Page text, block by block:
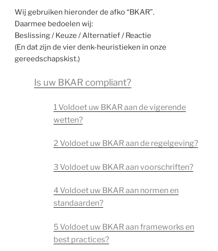
Wij gebruiken hieronder de afko “BKAR”.
Daarmee bedoelen wij:
Beslissing / Keuze / Alternatief / Reactie
(En dat zijn de vier denk-heuristieken in onze
gereedschapskist.)
Is uw BKAR compliant?
1 Voldoet uw BKAR aan de vigerende
wetten?
2 Voldoet uw BKAR aan de regelgeving?
3 Voldoet uw BKAR aan voorschriften?
4 Voldoet uw BKAR aan normen en
standaarden?
5 Voldoet uw BKAR aan frameworks en
best practices?